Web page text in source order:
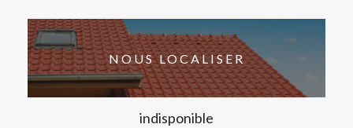
NOUS LOCALISER
indisponible